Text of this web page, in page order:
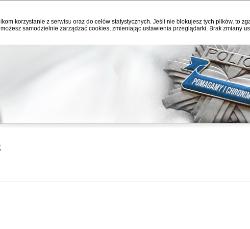
korzystanie z serwisu oraz do celów statystycznych. Jeśli nie blokujesz tych plików, to
samodzielnie zarządzać cookies, zmieniając ustawienia przeglądarki. Brak zmiany